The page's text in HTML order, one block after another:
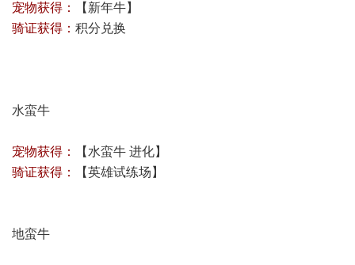
宠物获得： 【 新年牛】
骑证获得： 积分兑换
水蛮牛
宠物获得：
【水蛮牛 进化】
骑证获得：
【英雄试练场 】
地蛮牛